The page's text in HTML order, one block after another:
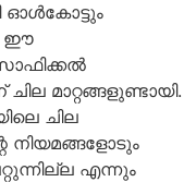
ഓള്‍കോട്ടും
ഈ
മാറ്റങ്ങളുണ്ടായി.
ചില
നിയമങ്ങളോടും
എന്നും